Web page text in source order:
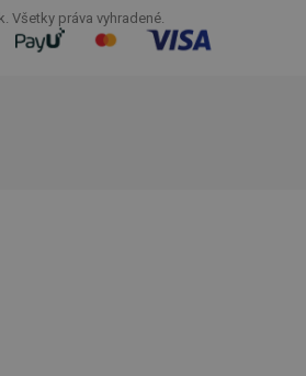
Všetky práva vyhradené.